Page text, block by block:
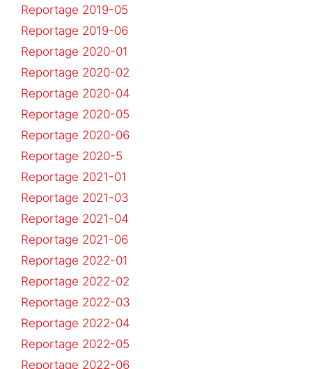
Reportage 2019-05
Reportage 2019-06
Reportage 2020-01
Reportage 2020-02
Reportage 2020-04
Reportage 2020-05
Reportage 2020-06
Reportage 2020-5
Reportage 2021-01
Reportage 2021-03
Reportage 2021-04
Reportage 2021-06
Reportage 2022-01
Reportage 2022-02
Reportage 2022-03
Reportage 2022-04
Reportage 2022-05
Reportage 2022-06